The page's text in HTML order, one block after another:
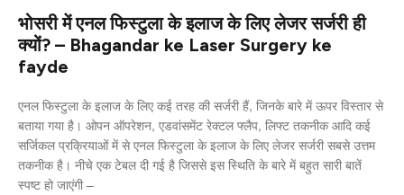
भोसरी में एनल फिस्टुला के इलाज के लिए लेजर सर्जरी ही
क्यों? – Bhagandar ke Laser Surgery ke
fayde
एनल फिस्टुला के इलाज के लिए कई तरह की सर्जरी हैं, जिनके बारे में ऊपर विस्तार से
बताया गया है। ओपन ऑपरेशन, एडवांसमेंट रेक्टल फ्लैप, लिफ्ट तकनीक आदि कई
सर्जिकल प्रक्रियाओं में से एनल फिस्टुला के इलाज के लिए लेजर सर्जरी सबसे उत्तम
तकनीक है। नीचे एक टेबल दी गई है जिससे इस स्थिति के बारे में बहुत सारी बातें
स्पष्ट हो जाएंगी –